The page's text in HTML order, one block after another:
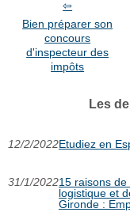
Bien préparer son
concours
d'inspecteur des
impôts
Les
12/2/2022Etudiez en
31/1/202215 raisons
logistique et
Gironde :